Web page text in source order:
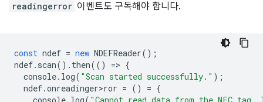
readingerror 이벤트도 구독해야 합니다.
const ndef = new NDEFReader();
ndef. scan(). then(() => {
console. log( "Scan started successfully." );
ndef.onreadinger>ror = () = {